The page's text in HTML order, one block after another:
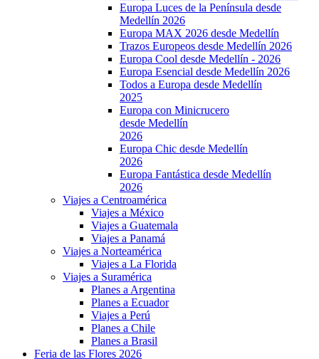
Europa Luces de la Península desde
Medellín 2026
Europa MAX 2026 desde Medellín
Trazos Europeos desde Medellín 2026
Europa Cool desde Medellín - 2026
Europa Esencial desde Medellín 2026
Todos a Europa desde Medellín
2025
Europa con Minicrucero
desde Medellín
2026
Europa Chic desde Medellín
2026
Europa Fantástica desde Medellín
2026
Viajes a Centroamérica
Viajes a México
Viajes a Guatemala
Viajes a Panamá
Viajes a Norteamérica
Viajes a La Florida
Viajes a Suramérica
Planes a Argentina
Planes a Ecuador
Viajes a Perú
Planes a Chile
Planes a Brasil
Feria de las Flores 2026